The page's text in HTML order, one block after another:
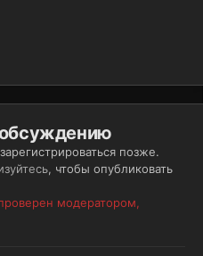
позже.
, чтобы опубликовать
модератором,